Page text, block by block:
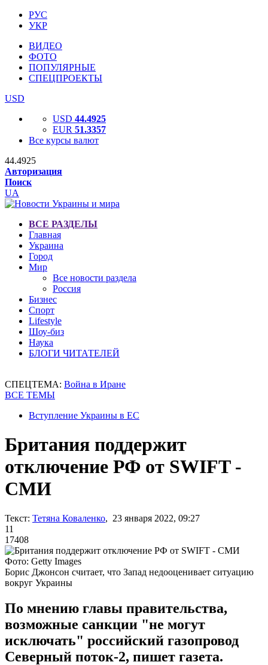
РУС
УКР
ВИДЕО
ФОТО
ПОПУЛЯРНЫЕ
СПЕЦПРОЕКТЫ
USD
USD 44.4925
EUR 51.3357
Все курсы валют
44.4925
Авторизация
Поиск
UA
ВСЕ РАЗДЕЛЫ
Главная
Украина
Город
Мир
Все новости раздела
Россия
Бизнес
Спорт
Lifestyle
Шоу-биз
Наука
БЛОГИ ЧИТАТЕЛЕЙ
СПЕЦТЕМА: Война в Иране
ВСЕ ТЕМЫ
Вступление Украины в ЕС
Британия поддержит
отключение РФ от SWIFT -
СМИ
Текст: Тетяна Коваленко, 23 января 2022, 09:27
11
17408
Фото: Getty Images
Борис Джонсон считает, что Запад недооценивает ситуацию
вокруг Украины
По мнению главы правительства,
возможные санкции "не могут
исключать" российский газопровод
Северный поток-2, пишет газета.